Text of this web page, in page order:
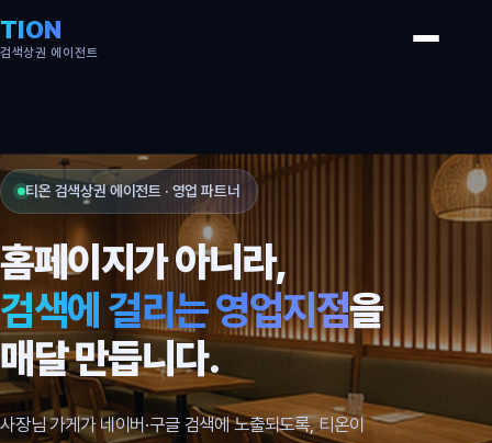
TION
검색상권 에이전트
티온 검색상권 에이전트 · 영업 파트너
홈페이지가 아니라,
검색에 걸리는 영업지점을
매달 만듭니다.
사장님 가게가 네이버·구글 검색에 노출되도록, 티온이